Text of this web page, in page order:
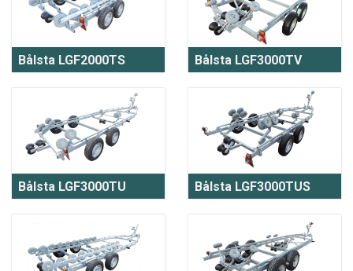
Bålsta LGF2000TS Bålsta LGF3000TV
Bålsta LGF3000TU Bålsta LGF3000TUS